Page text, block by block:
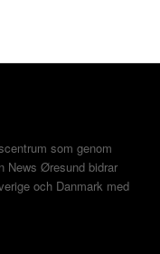
som genom
News Øresund bidrar
och Danmark med